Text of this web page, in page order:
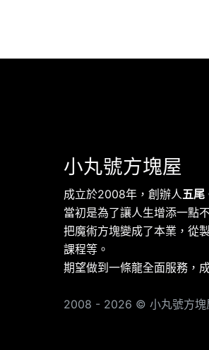
小丸號方塊屋
成立於2008年，創辦人五尾
當初是為了讓人生增添一點
把魔術方塊變成了本業，從
課程等。
期望做到一條龍全面服務，
2008 - 2026 © 小丸號方塊